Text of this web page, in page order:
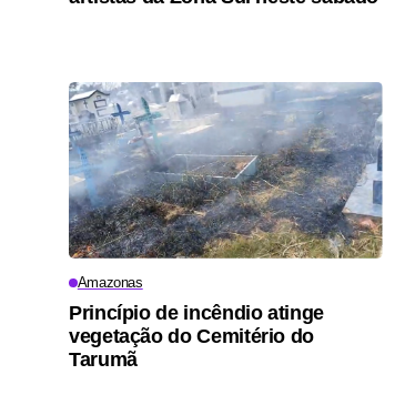
Amazonas
Princípio de incêndio atinge
vegetação do Cemitério do
Tarumã